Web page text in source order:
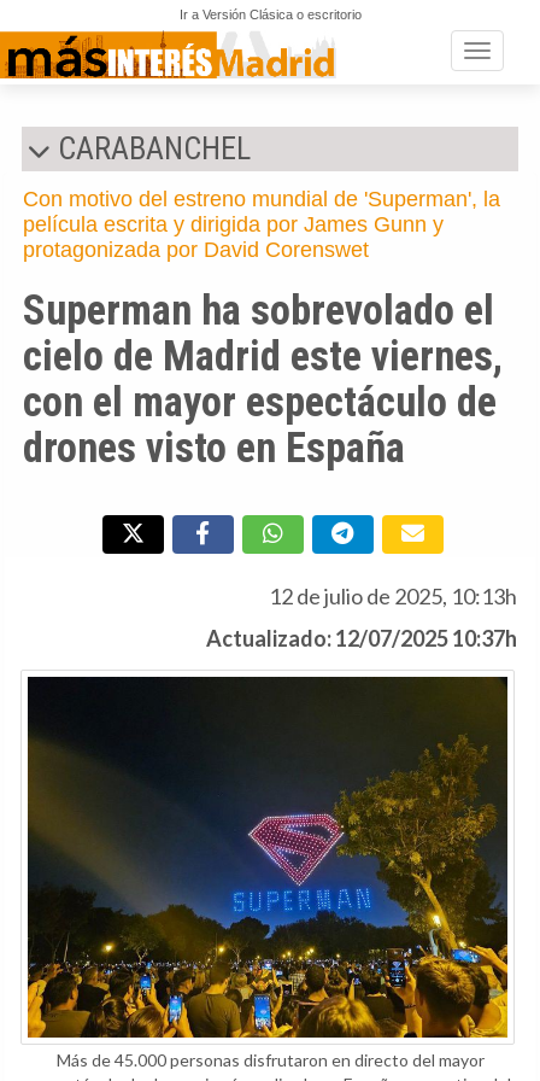
Ir a Versión Clásica o escritorio
Toggle
CARABANCHEL
Con motivo del estreno mundial de 'Superman', la
película escrita y dirigida por James Gunn y
protagonizada por David Corenswet
Superman ha sobrevolado el
cielo de Madrid este viernes,
con el mayor espectáculo de
drones visto en España
12 de julio de 2025, 10:13h
Actualizado: 12/07/2025 10:37h
Más de 45.000 personas disfrutaron en directo del mayor